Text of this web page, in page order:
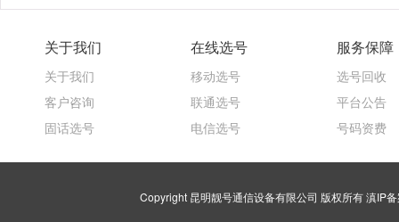
关于我们
关于我们
客户咨询
固话选号
在线选号
移动选号
联通选号
电信选号
服务保障
选号回收
平台公告
号码资费
Copyright 昆明靓号通信设备有限公司 版权所有滇IP